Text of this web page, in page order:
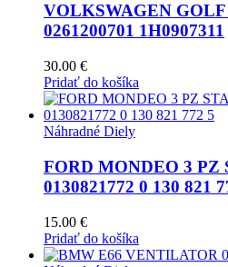
VOLKSWAGEN
0261200701 1H0907311
30.00 €
Pridať do košíka
Náhradné Diely
FORD MONDEO 3
0130821772 0 130 821
15.00 €
Pridať do košíka